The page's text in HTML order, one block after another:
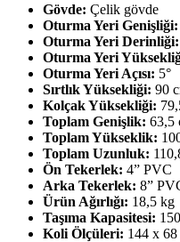
Gövde: Çelik gövde
Oturma Yeri Genişliği:
Oturma Yeri Derinliği:
Oturma Yeri
Oturma Yeri Açısı: 5°
Sırtlık Yüksekliği: 90
Kolçak Yüksekliği:
Toplam Genişlik: 63,5
Toplam Yükseklik:
Toplam Uzunluk:
Ön Tekerlek: 4” PVC
Arka Tekerlek: 8”
Ürün Ağırlığı: 18,5 kg
Taşıma Kapasitesi:
Koli Ölçüleri: 144 x